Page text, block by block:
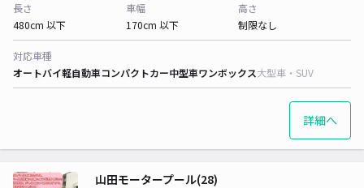
長さ
480cm 以下
車幅
170cm 以下
高さ
制限なし
対応車種
オートバイ軽自動車コンパクトカー中型車ワンボックス大型車・SUV
詳細へ
山田モータープール(28)